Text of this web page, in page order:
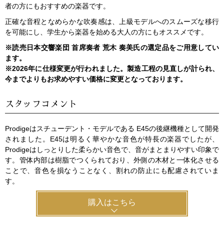
者の方にもおすすめの楽器です。
正確な音程となめらかな吹奏感は、上級モデルへのスムーズな移行
を可能にし、学生から楽器を始める大人の方にもオススメです。
※読売日本交響楽団 首席奏者 荒木 奏美氏の選定品をご用意してい
ます。
※2026年に仕様変更が行われました。製造工程の見直しが計られ、
今までよりもお求めやすい価格に変更となっております。
スタッフコメント
Prodigeはスチューデント・モデルである E45の後継機種として開発
されました。E45は明るく華やかな音色が特長の楽器でしたが、
Prodigeはしっとりした柔らかい音色で、音がまとまりやすい印象で
す。管体内部は樹脂でつくられており、外側の木材と一体化させる
ことで、音色を損なうことなく、割れの防止にも配慮されていま
す。
購入はこちら